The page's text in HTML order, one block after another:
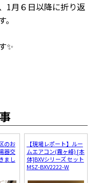
1月６日以降に折り返
✨
のお
器交
まし
【現場レポート】ルー
ムエアコン(霧ヶ峰) [本
体]BXVシリーズ セット
MSZ-BXV2222-W